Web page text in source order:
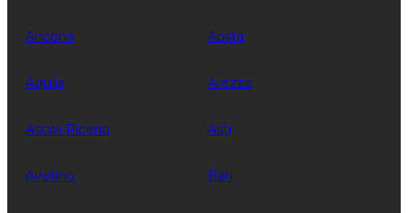
Ancona Aosta
Aquila Arezzo
Ascoli Piceno Asti
Avellino Bari